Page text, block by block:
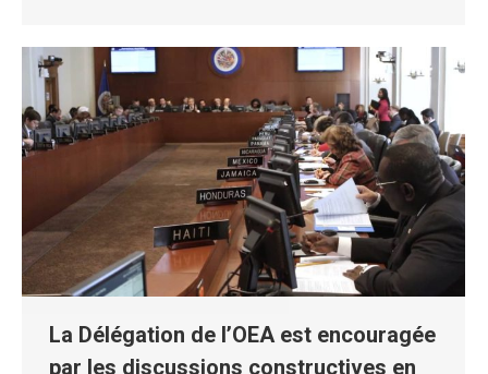
La Délégation de l’OEA est encouragée
par les discussions constructives en